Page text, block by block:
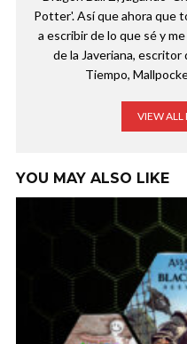
Potter'. Así que ahora que
a escribir de lo que sé y
de la Javeriana, escritor
Tiempo,
VIEW ALL
YOU MAY ALSO LIKE